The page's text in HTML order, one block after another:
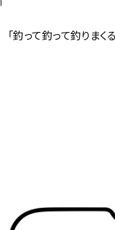
「釣って釣って釣りま